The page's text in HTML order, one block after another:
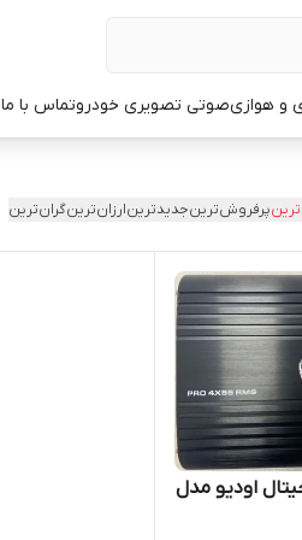
و هوازیصوتی تصویری خودروتماس با ما
پرفروش‌ترینجدیدترینارزان‌ترینگران‌ترین
دیجیتال اودیو مدل